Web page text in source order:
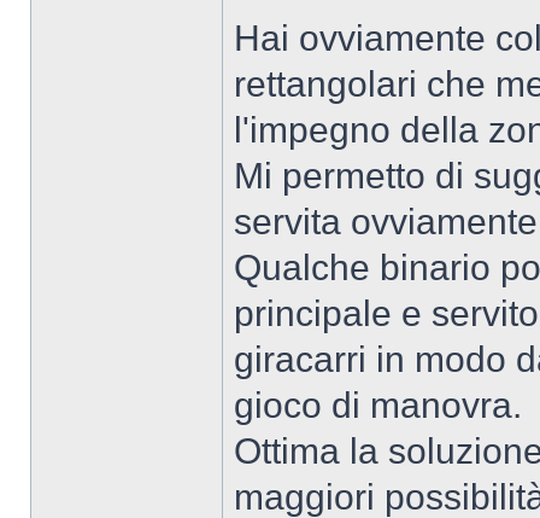
Hai ovviamente
rettangolari che
l'impegno della
Mi permetto di
servita
Qualche binario
principale e
giracarri in modo
gioco di manovra.
Ottima la
maggiori